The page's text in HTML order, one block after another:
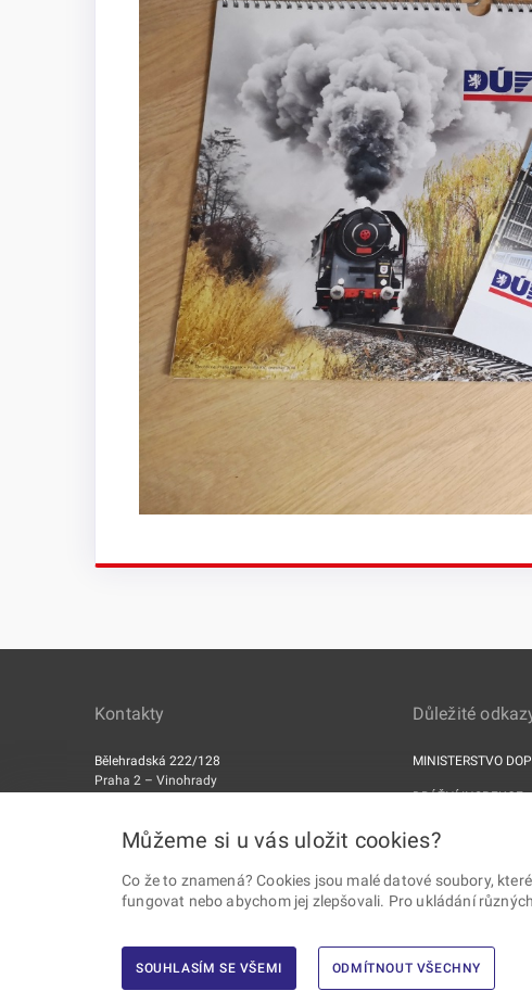
Kontakty
Bělehradská 222/128
Praha 2 – Vinohrady
Datová schránka: 5mjaatd
Důležité
MINISTERSTVO
DRÁŽNÍ INSPEKCE
ERA
2026 © Drážní úřad · Všechna práva vyhrazena ·Vytvořil Ernst &
Můžeme si u vás uložit cookies?
Co že to znamená? Cookies jsou malé datové soubory,
fungovat nebo abychom jej zlepšovali. Pro ukládání
SOUHLASÍM SE VŠEMI ODMÍTNOUT VŠECHNY